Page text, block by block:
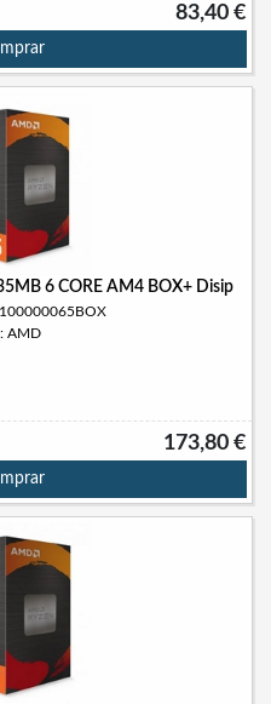
83,40 €
6 CORE AM4 BOX+ Disip
AMD
173,80 €